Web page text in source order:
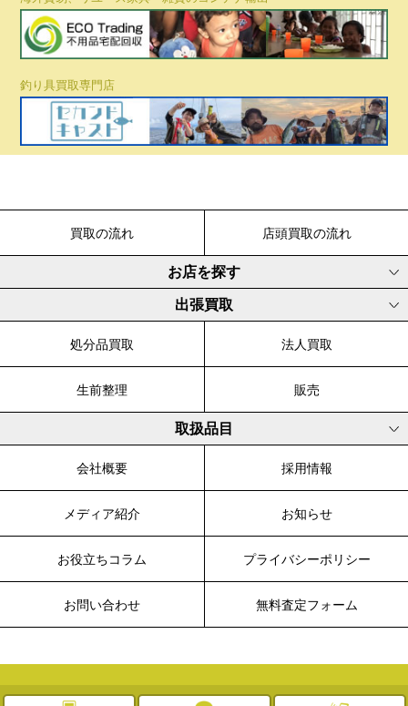
釣り具買取専門店
買取の流れ 店頭買取の流れ
お店を探す
出張買取
処分品買取 法人買取
生前整理 販売
取扱品目
会社概要 採用情報
メディア紹介 お知らせ
お役立ちコラム プライバシーポリシー
お問い合わせ 無料査定フォーム
© 2003-2026 WALK, All Rights Reserved.